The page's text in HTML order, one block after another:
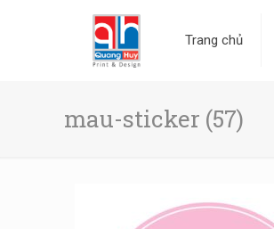
Trang chủ
mau-sticker (57)